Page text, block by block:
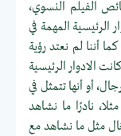
الفيلم النسوي،
الرئيسية المهمة في
أننا لم نعتد رؤية
الادوار الرئيسية
أو أنها تتمثل في
نادرًا ما نشاهد
مثل ما نشاهد مع